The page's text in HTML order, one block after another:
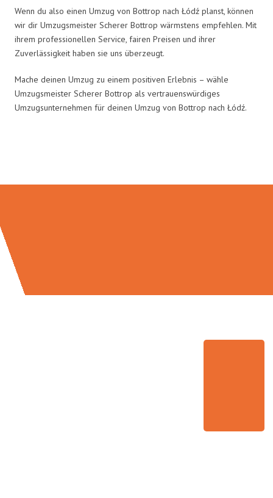
Wenn du also einen Umzug von Bottrop nach Łódź planst, können
wir dir Umzugsmeister Scherer Bottrop wärmstens empfehlen. Mit
ihrem professionellen Service, fairen Preisen und ihrer
Zuverlässigkeit haben sie uns überzeugt.
Mache deinen Umzug zu einem positiven Erlebnis – wähle
Umzugsmeister Scherer Bottrop als vertrauenswürdiges
Umzugsunternehmen für deinen Umzug von Bottrop nach Łódź.